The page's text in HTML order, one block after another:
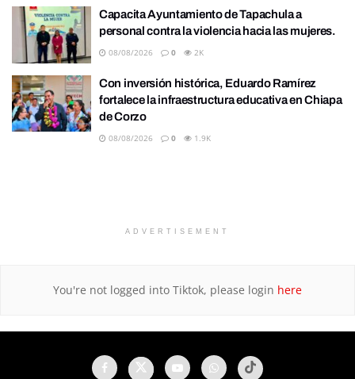
Capacita Ayuntamiento de Tapachula a
personal contra la violencia hacia las mujeres.
08/08/2026 0 2K
Con inversión histórica, Eduardo Ramírez
fortalece la infraestructura educativa en Chiapa
de Corzo
08/08/2026 0 1.9K
ADVERTISEMENT
You're not logged into Tiktok, please login here